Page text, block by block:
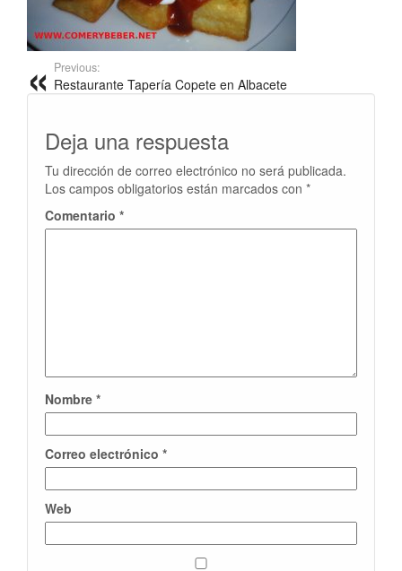
Previous:
Restaurante Tapería Copete en Albacete
Deja una respuesta
Tu dirección de correo electrónico no será publicada.
Los campos obligatorios están marcados con *
Comentario *
Nombre *
Correo electrónico *
Web